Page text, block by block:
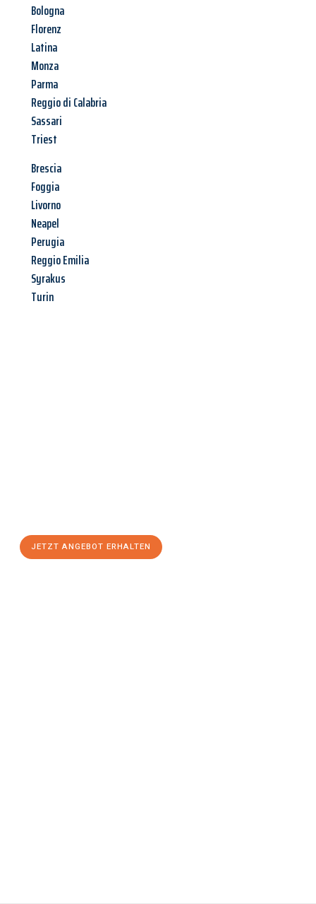
Bologna
Florenz
Latina
Monza
Parma
Reggio di Calabria
Sassari
Triest
Brescia
Foggia
Livorno
Neapel
Perugia
Reggio Emilia
Syrakus
Turin
JETZT ANGEBOT ERHALTEN